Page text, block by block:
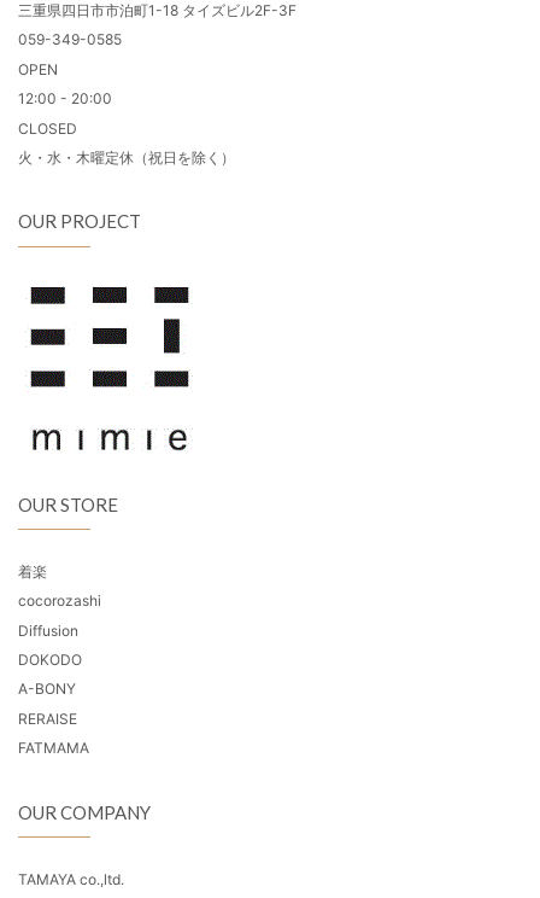
三重県四日市市泊町1-18 タイズビル2F-3F
059-349-0585
OPEN
12:00 - 20:00
CLOSED
火・水・木曜定休（祝日を除く）
OUR PROJECT
OUR STORE
着楽
cocorozashi
Diffusion
DOKODO
A-BONY
RERAISE
FATMAMA
OUR COMPANY
TAMAYA co.,ltd.